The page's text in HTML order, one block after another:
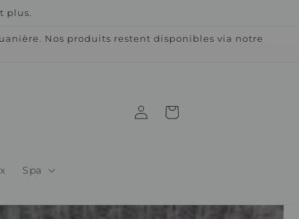
plus.
Nos produits restent disponibles via notre
Spa
ConnexionPanier